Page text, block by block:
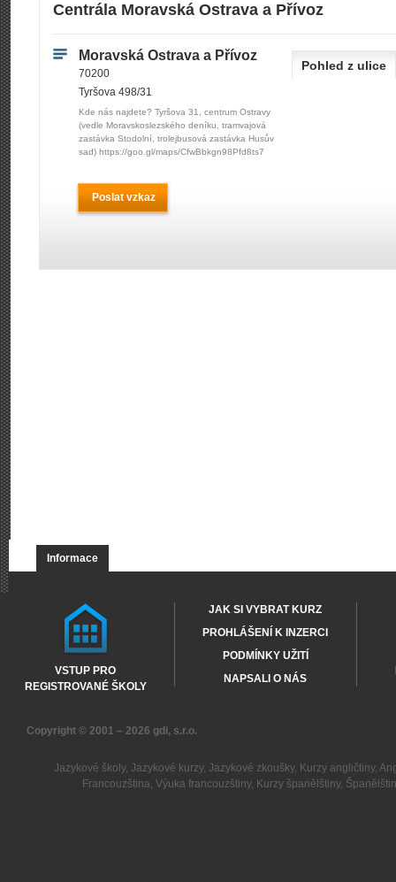
Centrála Moravská Ostrava a Přívoz
Moravská Ostrava a Přívoz
70200
Tyršova 498/31
Kde nás najdete? Tyršova 31, centrum Ostravy
(vedle Moravskoslezského deníku, tramvajová
zastávka Stodolní, trolejbusová zastávka Husův
sad) https://goo.gl/maps/CfwBbkgn98Pfd8ts7
Poslat vzkaz
Pohled z ulice
Informace
VSTUP PRO
REGISTROVANÉ ŠKOLY
JAK SI VYBRAT KURZ
PROHLÁŠENÍ K INZERCI
PODMÍNKY UŽITÍ
NAPSALI O NÁS
Copyright © 2001 – 2026 gdi, s.r.o.
Jazykové školy, Jazykové kurzy, Jazykové zkoušky, Kurzy angličtiny,
Francouzština,Výuka francouzštiny, Kurzy španělštiny,